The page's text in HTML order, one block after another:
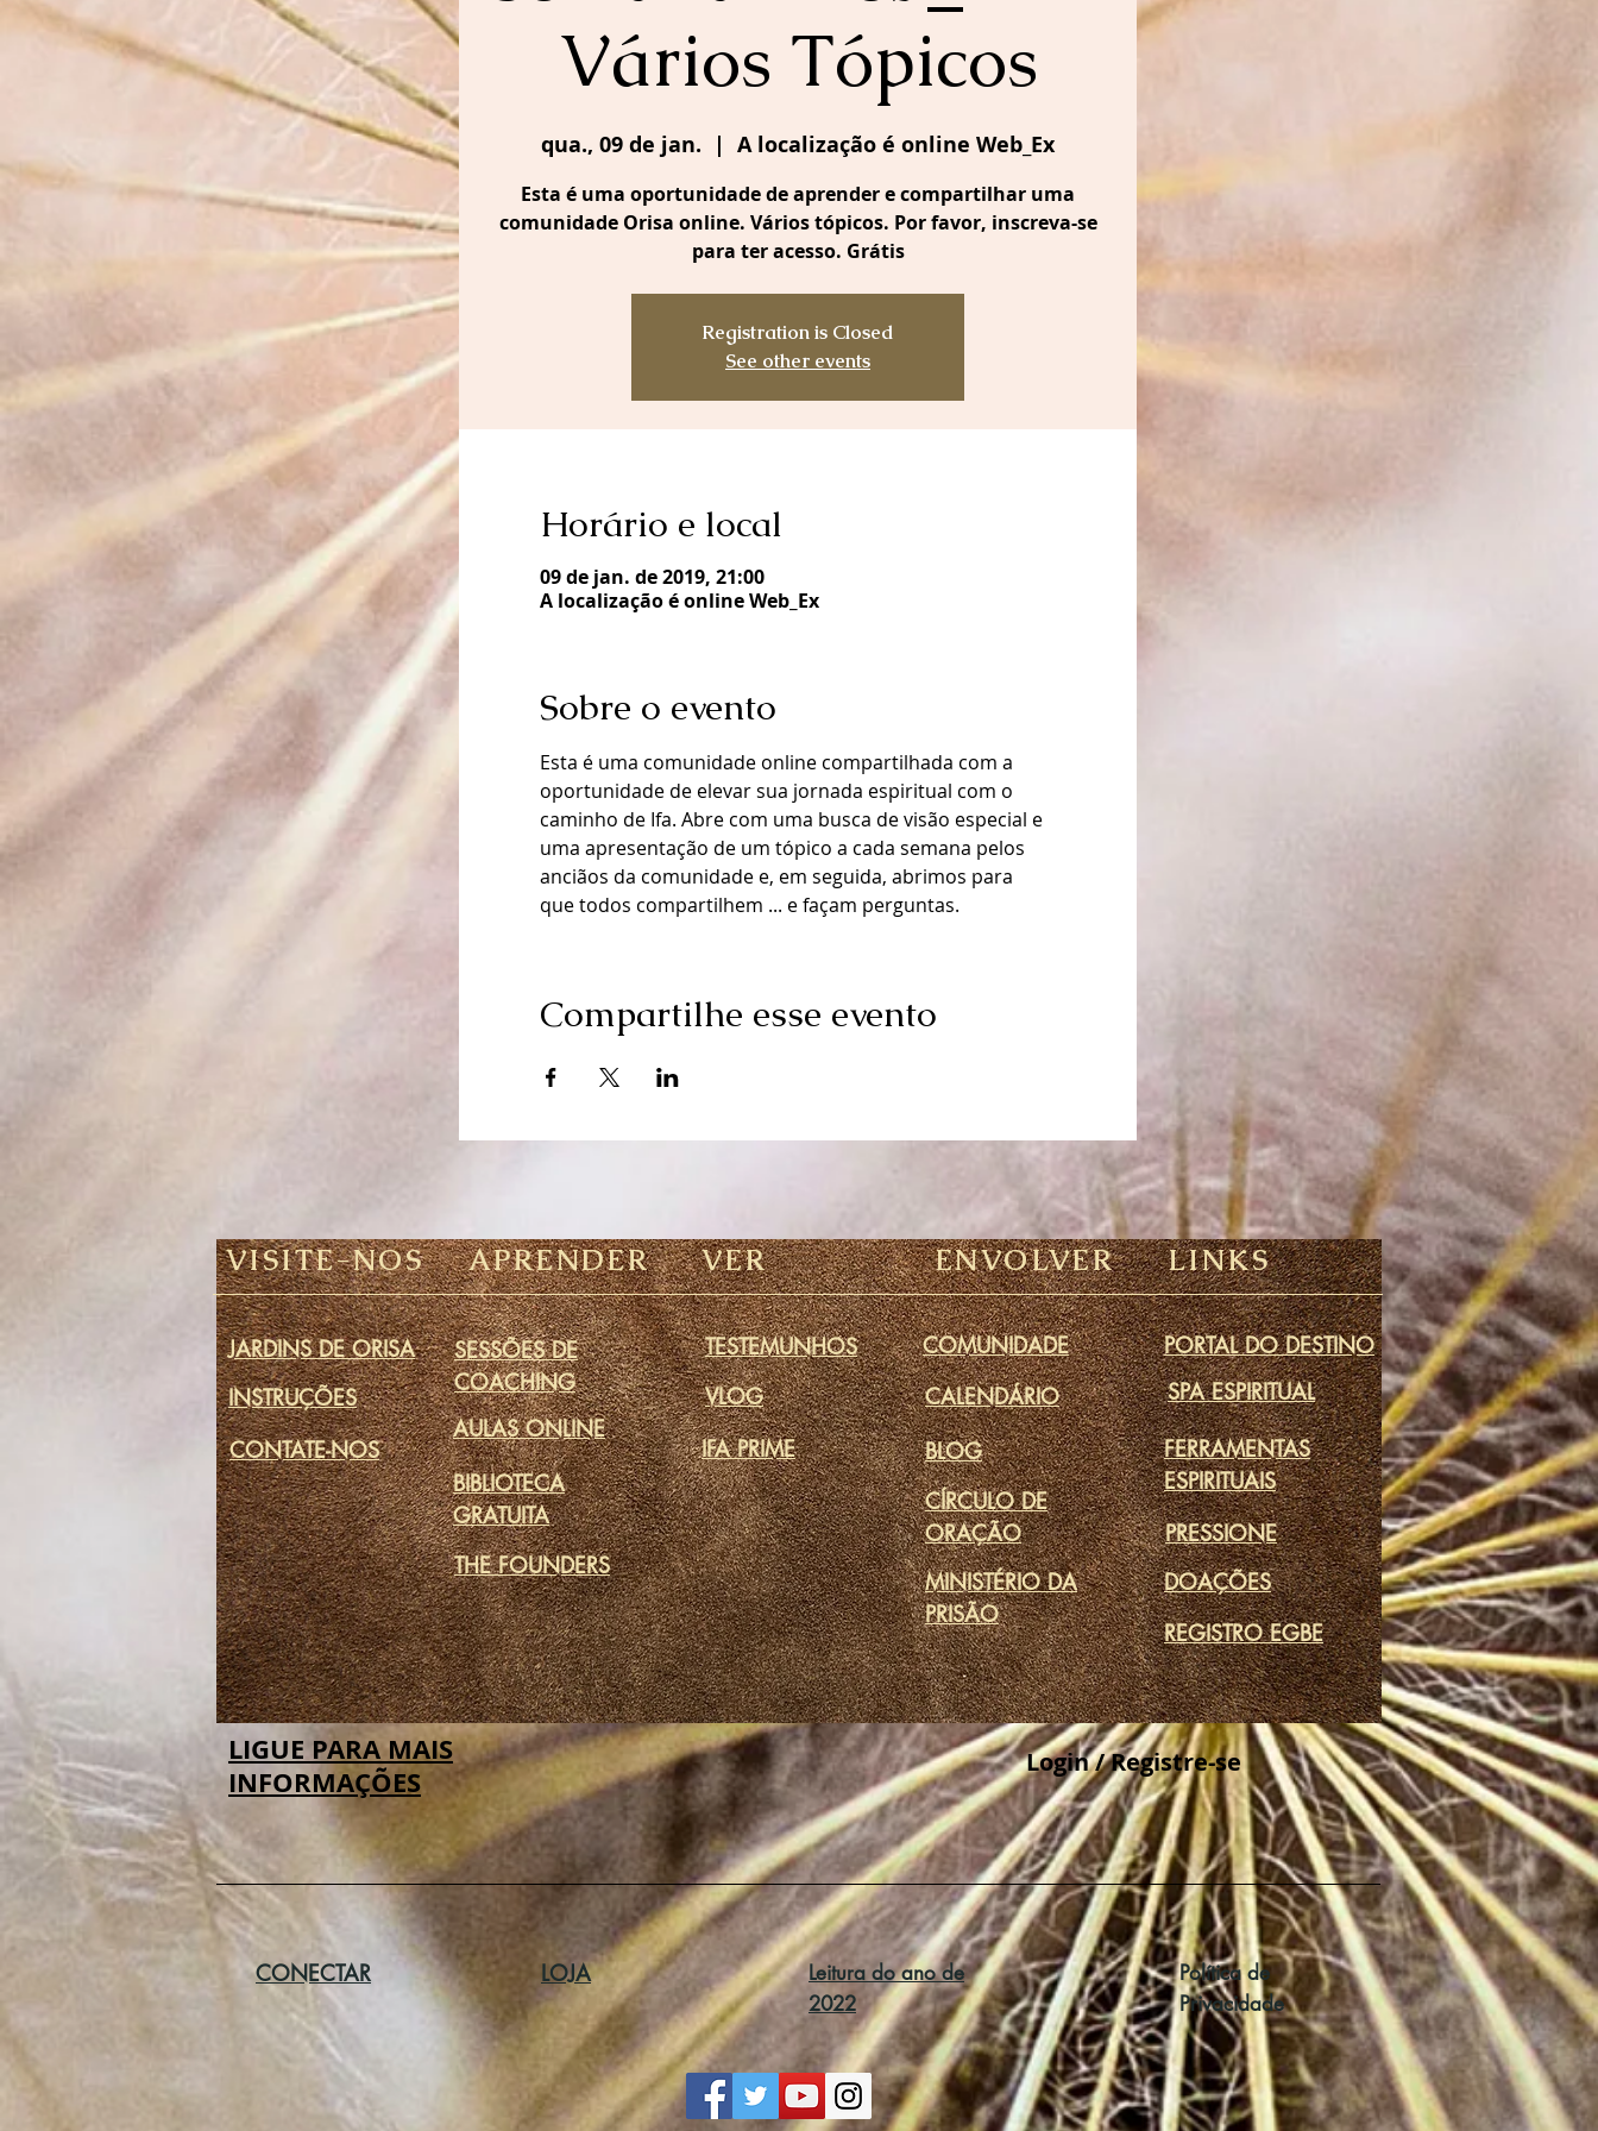
Vários Tópicos
qua., 09 de jan.
  |
A localização é online Web_Ex
Esta é uma oportunidade de aprender e compartilhar uma
comunidade Orisa online. Vários tópicos. Por favor, inscreva-se
para ter acesso. Grátis
Registration is Closed
See other events
Horário e local
09 de jan. de 2019, 21:00
A localização é online Web_Ex
Sobre o evento
Esta é uma comunidade online compartilhada com a
oportunidade de elevar sua jornada espiritual com o
caminho de Ifa. Abre com uma busca de visão especial e
uma apresentação de um tópico a cada semana pelos
anciãos da comunidade e, em seguida, abrimos para
que todos compartilhem ... e façam perguntas.
Compartilhe esse evento
VISITE-NOS
JARDINS DE ORISA
INSTRUÇÕES
CONTATE-NOS
APRENDER
SESSÕES DE
COACHING
AULAS ONLINE
BIBLIOTECA
GRATUITA
THE FOUNDERS
VER
TESTEMUNHOS
VLOG
IFA PRIME
ENVOLVER
COMUNIDADE
CALENDÁRIO
BLOG
CÍRCULO DE
ORAÇÃO
MINISTÉRIO DA
PRISÃO
LINKS
PORTAL DO DESTINO
SPA ESPIRITUAL
FERRAMENTAS
ESPIRITUAIS
PRESSIONE
DOAÇÕES
REGISTRO EGBE
LIGUE PARA MAIS
INFORMAÇÕES
Login / Registre-se
CONECTAR LOJA
Leitura do ano de
2022
Política de
Privacidade